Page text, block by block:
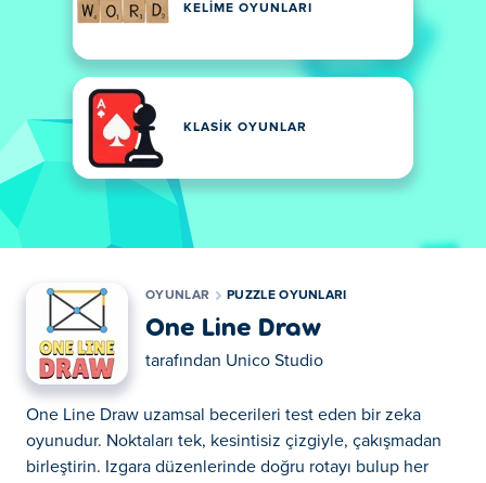
KELIME OYUNLARI
KLASIK OYUNLAR
OYUNLAR PUZZLE OYUNLARI
One Line Draw
tarafından Unico Studio
One Line Draw uzamsal becerileri test eden bir zeka
oyunudur. Noktaları tek, kesintisiz çizgiyle, çakışmadan
birleştirin. Izgara düzenlerinde doğru rotayı bulup her